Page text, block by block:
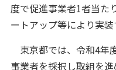
度で促進事業者1者当た
ートアップ等により実装
東京都では、令和4年
事業者を採択し取組を進